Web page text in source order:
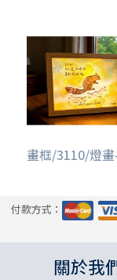
畫框/3110/燈
付款方式：
關於我